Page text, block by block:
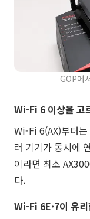
GOP에
Wi-Fi 6 이상을 고
Wi-Fi 6(AX)부터
러 기기가 동시에
이라면 최소
다.
Wi-Fi 6E·7이 유